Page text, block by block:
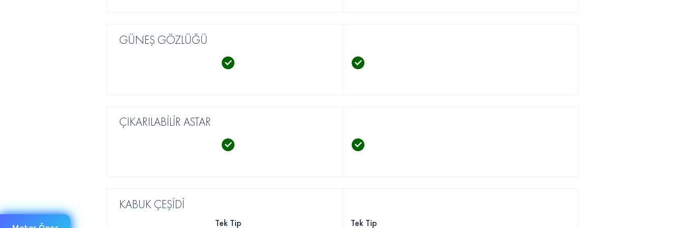
GÜNEŞ GÖZLÜĞÜ
ÇIKARILABİLİR ASTAR
KABUK ÇEŞİDİ
Tek Tip Tek Tip